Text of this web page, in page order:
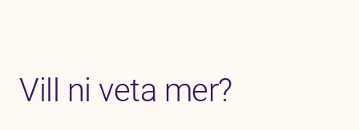
Vill ni veta mer?